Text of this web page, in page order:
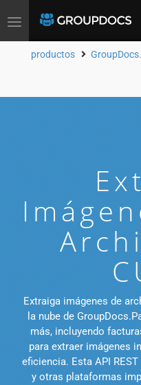
Toggle
productos
Extraiga imágenes de
la nube de
más, incluyendo
para extraer imágenes
eficiencia. Esta API
y otras plataformas